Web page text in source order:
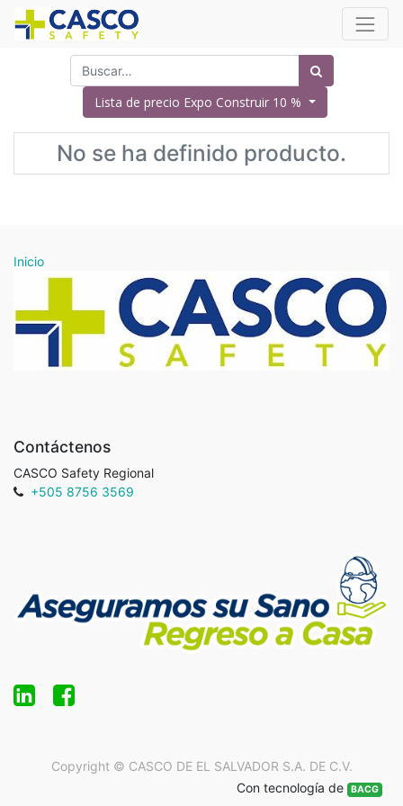
Lista de precio Expo Construir 10 %
No se ha definido producto.
Inicio
Contáctenos
CASCO Safety Regional
+505 8756 3569
Copyright © CASCO DE EL SALVADOR S.A. DE C.V.
Con tecnología de
BACG